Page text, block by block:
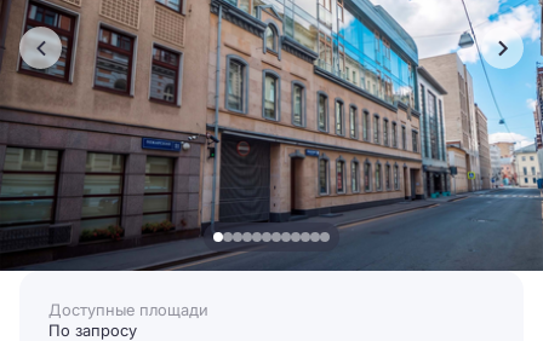
Доступные площади
По запросу